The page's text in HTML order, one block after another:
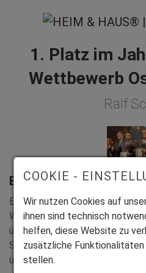
1. Platz im
Wettbewerb
Ralf
Begeisterte Kunden seit
Er kennt die große Bühne in
Westentasche – denn seinen
überreicht bekommen. Auch die
Sammlung durften wir ihm nun
überreichen, diesmal für den
COOKIE -
Wir nutzen Cookies auf
ihnen sind technisch
helfen, diese Website zu
zusätzliche
stellen.